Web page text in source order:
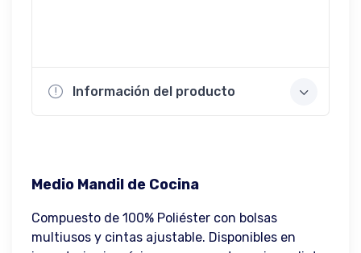
Información del producto
Medio Mandil de Cocina
Compuesto de 100% Poliéster con bolsas
multiusos y cintas ajustable. Disponibles en